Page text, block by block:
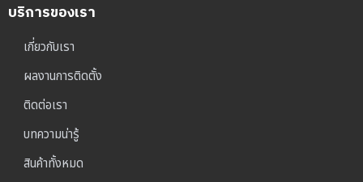
บริการของเรา
เกี่ยวกับเรา
ผลงานการติดตั้ง
ติดต่อเรา
บทความน่ารู้
สินค้าทั้งหมด